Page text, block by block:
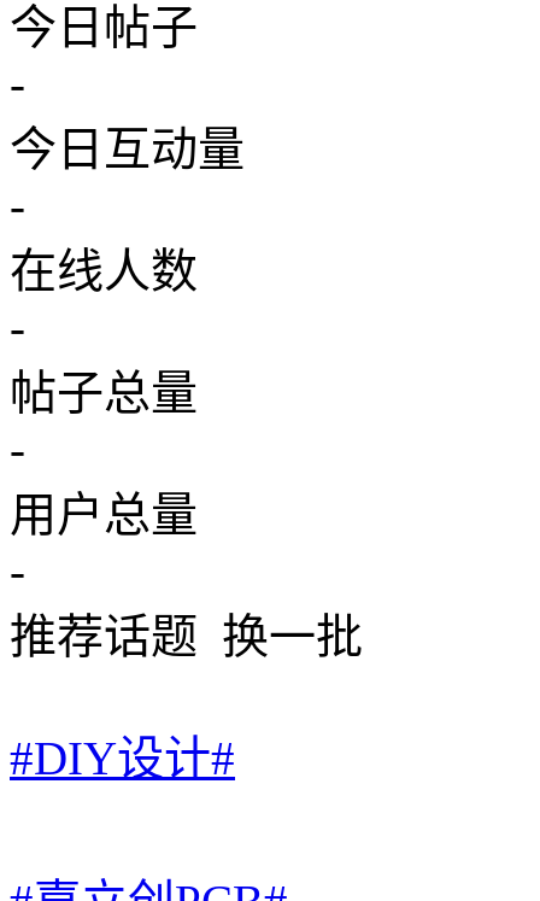
今日帖子
-
今日互动量
-
在线人数
-
帖子总量
-
用户总量
-
推荐话题 换一批
#DIY设计#